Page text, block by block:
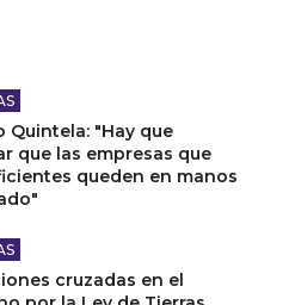
Quintela: "Hay que
que las empresas que
queden en manos
cruzadas en el